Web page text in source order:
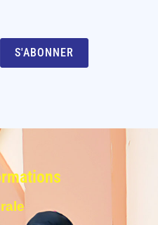
S'ABONNER